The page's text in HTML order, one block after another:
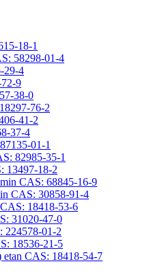
18-1
58298-01-4
29-4
9
38-0
76-2
41-2
37-4
01-1
82985-35-1
13497-18-2
CAS: 68845-16-9
CAS: 30858-91-4
18418-53-6
31020-47-0
224578-01-2
18536-21-5
CAS: 18418-54-7